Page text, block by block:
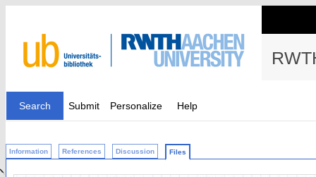
Search Submit Personalize Help
Information References Discussion Files